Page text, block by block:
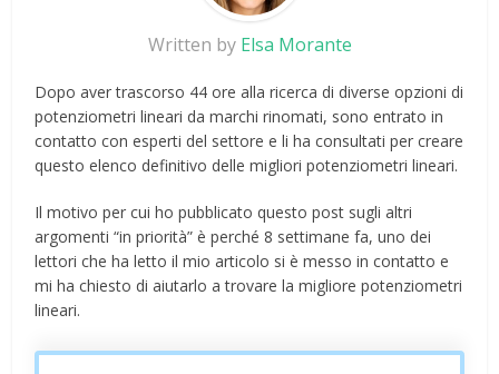
Written by Elsa Morante
Dopo aver trascorso 44 ore alla ricerca di diverse opzioni di
potenziometri lineari da marchi rinomati, sono entrato in
contatto con esperti del settore e li ha consultati per creare
questo elenco definitivo delle migliori potenziometri lineari.
Il motivo per cui ho pubblicato questo post sugli altri
argomenti “in priorità” è perché 8 settimane fa, uno dei
lettori che ha letto il mio articolo si è messo in contatto e
mi ha chiesto di aiutarlo a trovare la migliore potenziometri
lineari.